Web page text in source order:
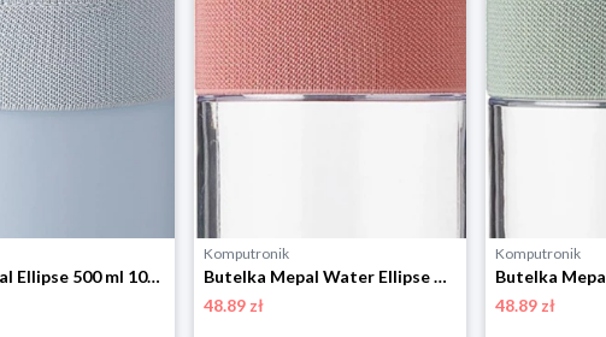
Bidon Mepal Ellipse 500 ml 107745015700 jasnoniebieski
Komputronik
Butelka Mepal Water Ellipse 700 ml 107778078700 pomarańczowy
48.89 zł
Komputronik
48.89 zł